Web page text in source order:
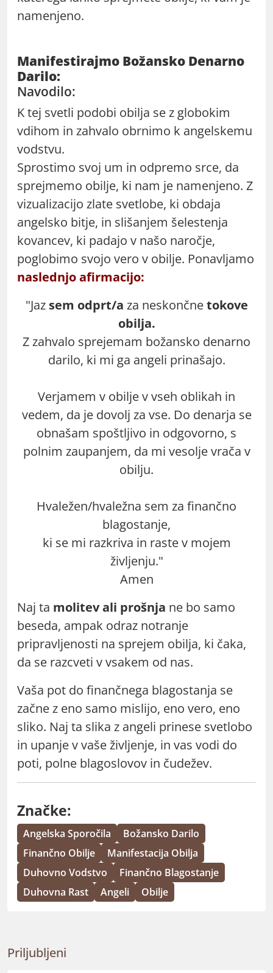
namenjeno.
Manifestirajmo Božansko Denarno
Darilo:
Navodilo:
K tej svetli podobi obilja se z globokim
vdihom in zahvalo obrnimo k angelskemu
vodstvu.
Sprostimo svoj um in odpremo srce, da
sprejmemo obilje, ki nam je namenjeno. Z
vizualizacijo zlate svetlobe, ki obdaja
angelsko bitje, in slišanjem šelestenja
kovancev, ki padajo v našo naročje,
poglobimo svojo vero v obilje. Ponavljamo
naslednjo afirmacijo:
"Jaz sem odprt/a za neskončnetokove
obilja.
Z zahvalo sprejemam božansko denarno
darilo, ki mi ga angeli prinašajo.
Verjamem v obilje v vseh oblikah in
vedem, da je dovolj za vse. Do denarja se
obnašam spoštljivo in odgovorno, s
polnim zaupanjem, da mi vesolje vrača v
obilju.
Hvaležen/hvaležna sem za finančno
blagostanje,
ki se mi razkriva in raste v mojem
življenju."
Amen
Naj ta molitev ali prošnja ne bo samo
beseda, ampak odraz notranje
pripravljenosti na sprejem obilja, ki čaka,
da se razcveti v vsakem od nas.
Vaša pot do finančnega blagostanja se
začne z eno samo mislijo, eno vero, eno
sliko. Naj ta slika z angeli prinese svetlobo
in upanje v vaše življenje, in vas vodi do
poti, polne blagoslovov in čudežev.
Značke:
Angelska Sporočila
Božansko Darilo
Finančno Obilje
Manifestacija Obilja
Duhovno Vodstvo
Finančno Blagostanje
Duhovna Rast
Angeli Obilje
Priljubljeni